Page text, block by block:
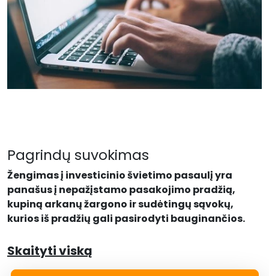
Pagrindų suvokimas
Žengimas į investicinio švietimo pasaulį yra
panašus į nepažįstamo pasakojimo pradžią,
kupiną arkanų žargono ir sudėtingų sąvokų,
kurios iš pradžių gali pasirodyti bauginančios.
Skaityti viską